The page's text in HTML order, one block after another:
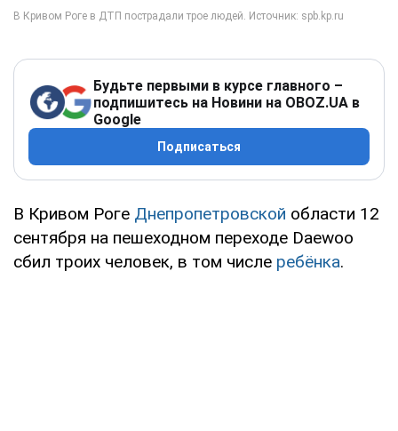
Будьте первыми в курсе главного –
подпишитесь на Новини на OBOZ.UA в
Google
Подписаться
В Кривом Роге Днепропетровской области 12
сентября на пешеходном переходе Daewoo
сбил троих человек, в том числе ребёнка.